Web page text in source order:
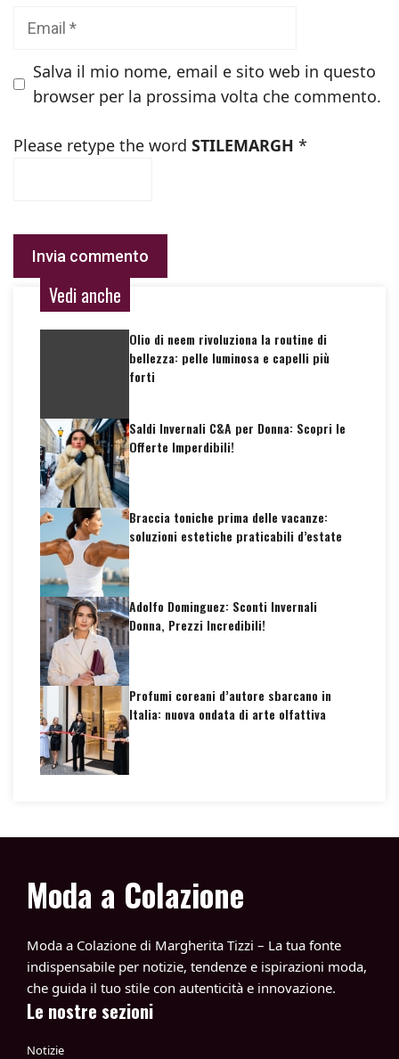
Salva il mio nome, email e sito web in questo
browser per la prossima volta che commento.
Please retype the word STILEMARGH *
Vedi anche
Olio di neem rivoluziona la routine di
bellezza: pelle luminosa e capelli più
forti
Saldi Invernali C&A per Donna: Scopri le
Offerte Imperdibili!
Braccia toniche prima delle vacanze:
soluzioni estetiche praticabili d’estate
Adolfo Dominguez: Sconti Invernali
Donna, Prezzi Incredibili!
Profumi coreani d’autore sbarcano in
Italia: nuova ondata di arte olfattiva
Moda a Colazione
Moda a Colazione di Margherita Tizzi – La tua fonte
indispensabile per notizie, tendenze e ispirazioni moda,
che guida il tuo stile con autenticità e innovazione.
Le nostre sezioni
Notizie